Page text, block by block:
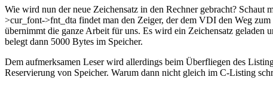
Wie wird nun der neue Zeichensatz in den Rechner gebracht?
>cur_font->fnt_dta findet man den Zeiger, der dem VDI den Weg
übernimmt die ganze Arbeit für uns. Es wird ein Zeichensatz geladen
belegt dann 5000 Bytes im Speicher.
Dem aufmerksamen Leser wird allerdings beim Überfliegen des
Reservierung von Speicher. Warum dann nicht gleich im C-Listing